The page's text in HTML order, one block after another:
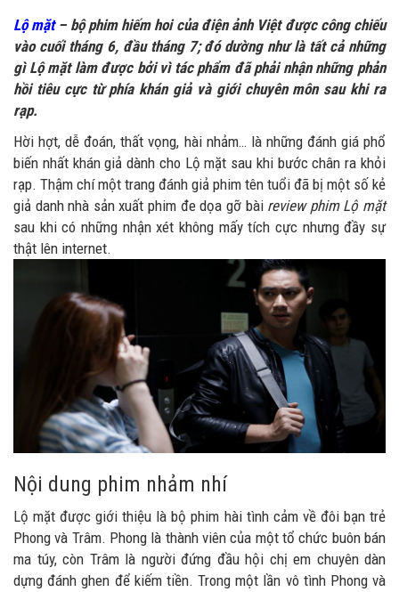
Lộ mặt – bộ phim hiếm hoi của điện ảnh Việt được công chiếu
vào cuối tháng 6, đầu tháng 7; đó dường như là tất cả những
gì Lộ mặt làm được bởi vì tác phẩm đã phải nhận những phản
hồi tiêu cực từ phía khán giả và giới chuyên môn sau khi ra
rạp.
Hời hợt, dễ đoán, thất vọng, hài nhảm… là những đánh giá phổ
biến nhất khán giả dành cho Lộ mặt sau khi bước chân ra khỏi
rạp. Thậm chí một trang đánh giả phim tên tuổi đã bị một số kẻ
giả danh nhà sản xuất phim đe dọa gỡ bài review phim Lộ mặt
sau khi có những nhận xét không mấy tích cực nhưng đầy sự
thật lên internet.
Nội dung phim nhảm nhí
Lộ mặt được giới thiệu là bộ phim hài tình cảm về đôi bạn trẻ
Phong và Trâm. Phong là thành viên của một tổ chức buôn bán
ma túy, còn Trâm là người đứng đầu hội chị em chuyên dàn
dựng đánh ghen để kiếm tiền. Trong một lần vô tình Phong và